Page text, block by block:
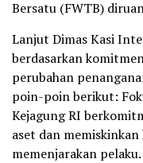
Bersatu (FWTB)
Lanjut Dimas Kasi
berdasarkan
perubahan
poin-poin berikut:
Kejagung RI
aset dan
memenjarakan pelaku.